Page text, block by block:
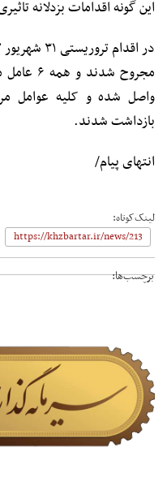
این گونه اقدامات بزدلانه
مجروح
واصل شده و کلیه عوامل
بازداشت شدند.
انتهای پیام/
لینک‌کوتاه:
برچسب‌ها: